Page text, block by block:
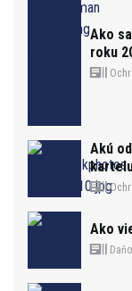
Ako
roku
Akú
Ako